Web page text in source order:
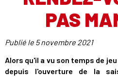
PAS
Publié le 5 novembre 2021
Alors qu'il a vu son temps de
depuis l'ouverture de la